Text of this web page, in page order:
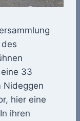
33
Nideggen
hier eine
ihren